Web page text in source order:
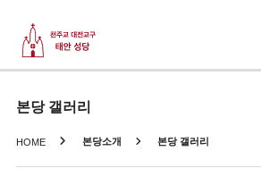
본당 갤러리
HOME 본당소개 본당 갤러리